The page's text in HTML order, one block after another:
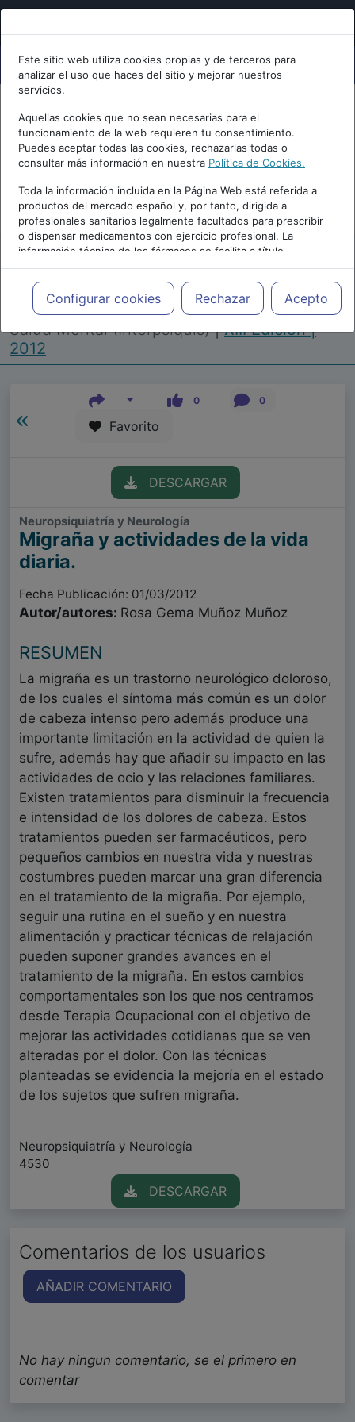
Este sitio web utiliza cookies propias y de terceros para
analizar el uso que haces del sitio y mejorar nuestros
servicios.
Aquellas cookies que no sean necesarias para el
funcionamiento de la web requieren tu consentimiento.
Puedes aceptar todas las cookies, rechazarlas todas o
consultar más información en nuestra Política de Cookies.
Toda la información incluida en la Página Web está referida a
productos del mercado español y, por tanto, dirigida a
profesionales sanitarios legalmente facultados para prescribir
o dispensar medicamentos con ejercicio profesional. La
información técnica de los fármacos se facilita a título
meramente informativo, siendo responsabilidad de los
profesionales facultados prescribir medicamentos y decidir, en
cada caso concreto, el tratamiento más adecuado a las
necesidades del paciente.
Configurar cookies Rechazar Acepto
Repositorio de Artículos |Congreso Virtual
Internacional de Psiquiatría, Psicología y
Salud Mental (Interpsiquis)|XIII Edición |
2012
0 0
Favorito
DESCARGAR
Neuropsiquiatría y Neurología
Migraña y actividades de la vida
diaria.
Fecha Publicación: 01/03/2012
Autor/autores: Rosa Gema Muñoz Muñoz
RESUMEN
La migraña es un trastorno neurológico doloroso,
de los cuales el síntoma más común es un dolor
de cabeza intenso pero además produce una
importante limitación en la actividad de quien la
sufre, además hay que añadir su impacto en las
actividades de ocio y las relaciones familiares.
Existen tratamientos para disminuir la frecuencia
e intensidad de los dolores de cabeza. Estos
tratamientos pueden ser farmacéuticos, pero
pequeños cambios en nuestra vida y nuestras
costumbres pueden marcar una gran diferencia
en el tratamiento de la migraña. Por ejemplo,
seguir una rutina en el sueño y en nuestra
alimentación y practicar técnicas de relajación
pueden suponer grandes avances en el
tratamiento de la migraña. En estos cambios
comportamentales son los que nos centramos
desde Terapia Ocupacional con el objetivo de
mejorar las actividades cotidianas que se ven
alteradas por el dolor. Con las técnicas
planteadas se evidencia la mejoría en el estado
de los sujetos que sufren migraña.
Neuropsiquiatría y Neurología
4530
DESCARGAR
Comentarios de los usuarios
AÑADIR COMENTARIO
No hay ningun comentario, se el primero en
comentar